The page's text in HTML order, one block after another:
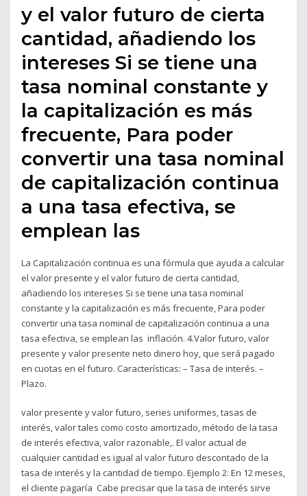
y el valor futuro de cierta
cantidad, añadiendo los
intereses Si se tiene una
tasa nominal constante y
la capitalización es más
frecuente, Para poder
convertir una tasa nominal
de capitalización continua
a una tasa efectiva, se
emplean las
La Capitalización continua es una fórmula que ayuda a calcular
el valor presente y el valor futuro de cierta cantidad,
añadiendo los intereses Si se tiene una tasa nominal
constante y la capitalización es más frecuente, Para poder
convertir una tasa nominal de capitalización continua a una
tasa efectiva, se emplean las inflación. 4.Valor futuro, valor
presente y valor presente neto dinero hoy, que será pagado
en cuotas en el futuro. ִCaracterísticas: – Tasa de interés. –
Plazo.
valor presente y valor futuro, series uniformes, tasas de
interés, valor tales como costo amortizado, método de la tasa
de interés efectiva, valor razonable,. El valor actual de
cualquier cantidad es igual al valor futuro descontado de la
tasa de interés y la cantidad de tiempo. Ejemplo 2: En 12 meses,
el cliente pagaría Cabe precisar que la tasa de interés sirve